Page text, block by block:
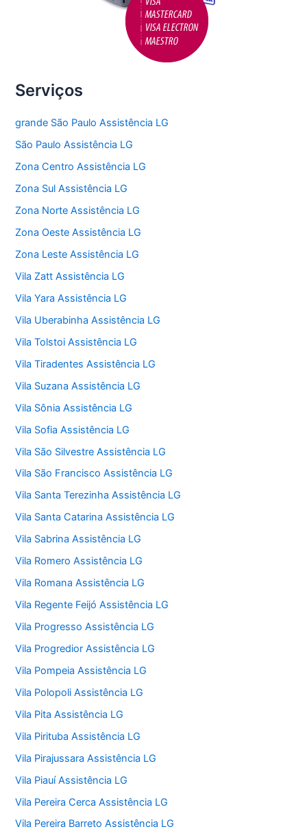
Serviços
grande São Paulo Assistência LG
São Paulo Assistência LG
Zona Centro Assistência LG
Zona Sul Assistência LG
Zona Norte Assistência LG
Zona Oeste Assistência LG
Zona Leste Assistência LG
Vila Zatt Assistência LG
Vila Yara Assistência LG
Vila Uberabinha Assistência LG
Vila Tolstoi Assistência LG
Vila Tiradentes Assistência LG
Vila Suzana Assistência LG
Vila Sônia Assistência LG
Vila Sofia Assistência LG
Vila São Silvestre Assistência LG
Vila São Francisco Assistência LG
Vila Santa Terezinha Assistência LG
Vila Santa Catarina Assistência LG
Vila Sabrina Assistência LG
Vila Romero Assistência LG
Vila Romana Assistência LG
Vila Regente Feijó Assistência LG
Vila Progresso Assistência LG
Vila Progredior Assistência LG
Vila Pompeia Assistência LG
Vila Polopoli Assistência LG
Vila Pita Assistência LG
Vila Pirituba Assistência LG
Vila Pirajussara Assistência LG
Vila Piauí Assistência LG
Vila Pereira Cerca Assistência LG
Vila Pereira Barreto Assistência LG